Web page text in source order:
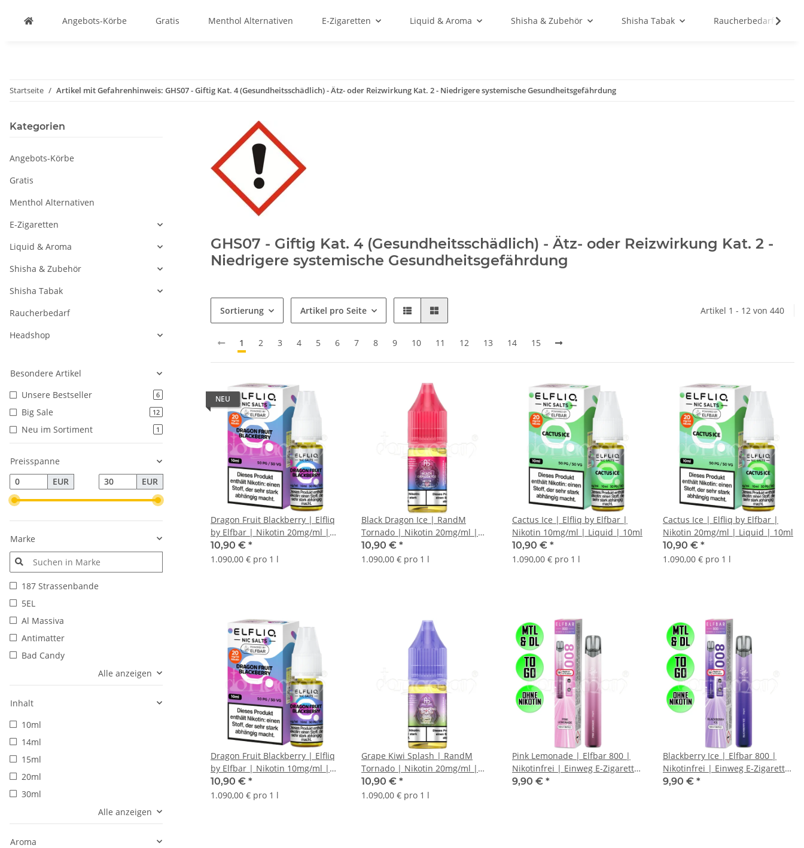
Angebots-Körbe Gratis Menthol Alternativen E-Zigaretten Liquid & Aroma Shisha & Zubehör Shisha Tabak Raucherbedarf
Startseite Artikel mit Gefahrenhinweis: GHS07 - Giftig Kat. 4 (Gesundheitsschädlich) - Ätz- oder Reizwirkung Kat. 2 - Niedrigere systemische Gesundheitsgefährdung
GHS07 - Giftig Kat. 4 (Gesundheitsschädlich) - Ätz- oder Reizwirkung Kat. 2 -
Niedrigere systemische Gesundheitsgefährdung
Sortierung Artikel pro Seite Artikel 1 - 12 von 440
1 2 3 4 5 6 7 8 9 10 11 12 13 14 15
NEU
Dragon Fruit Blackberry | Elfliq
by Elfbar | Nikotin 20mg/ml |
Liquid | 10ml
10,90 € *
1.090,00 € pro 1 l
Black Dragon Ice | RandM
Tornado | Nikotin 20mg/ml |
Liquid | 10ml
10,90 € *
1.090,00 € pro 1 l
Cactus Ice | Elfliq by Elfbar |
Nikotin 10mg/ml | Liquid | 10ml
10,90 € *
1.090,00 € pro 1 l
Cactus Ice | Elfliq by Elfbar |
Nikotin 20mg/ml | Liquid | 10ml
10,90 € *
1.090,00 € pro 1 l
Dragon Fruit Blackberry | Elfliq
by Elfbar | Nikotin 10mg/ml |
Liquid | 10ml
10,90 € *
1.090,00 € pro 1 l
Grape Kiwi Splash | RandM
Tornado | Nikotin 20mg/ml |
Liquid | 10ml
10,90 € *
1.090,00 € pro 1 l
Pink Lemonade | Elfbar 800 |
Nikotinfrei | Einweg E-Zigarette
/ E-Shisha | 800 Züge
9,90 € *
Blackberry Ice | Elfbar 800 |
Nikotinfrei | Einweg E-Zigarette
/ E-Shisha | 800 Züge
9,90 € *
Kategorien
Angebots-Körbe
Gratis
Menthol Alternativen
E-Zigaretten
Liquid & Aroma
Shisha & Zubehör
Shisha Tabak
Raucherbedarf
Headshop
Besondere Artikel
Unsere Bestseller
6
Big Sale 12
Neu im Sortiment 1
Preisspanne
EUR
EUR
Marke
187 Strassenbande
5EL
Al Massiva
Antimatter
Bad Candy
Alle anzeigen
Inhalt
10ml
14ml
15ml
20ml
30ml
Alle anzeigen
Aroma